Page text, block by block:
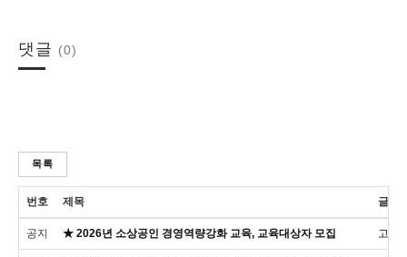
댓글 (0)
목록
번호 제목 글쓴
공지 ★ 2026년 소상공인 경영역량강화 교육, 교육대상자 모집 고경